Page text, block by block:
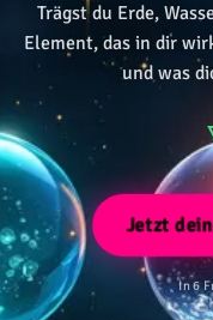
Trägst du Erde,
Element, das in dir
und was
Jetzt
In 6